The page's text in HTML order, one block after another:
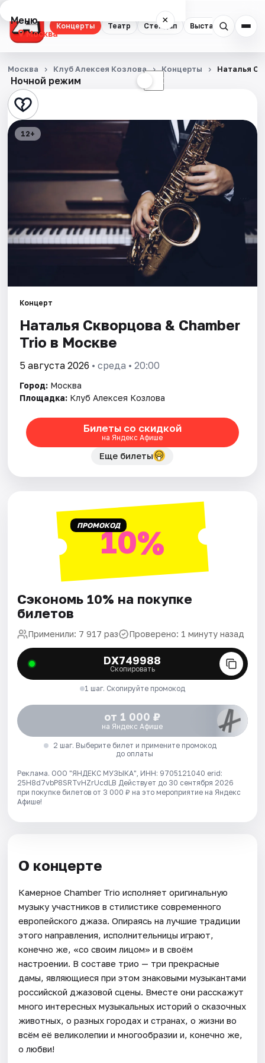
Концерты Театр Стендап Выставки
Меню ×
Москва
Концерты
Театр
Стендап
Квесты
Спорт
Площадки
Артисты
Ночной режим ☾
Москва Клуб Алексея Козлова Концерты Наталья
12+
Концерт
Наталья Скворцова & Chamber
Trio в Москве
5 августа 2026 • среда • 20:00
Город: Москва
Площадка: Клуб Алексея Козлова
Билеты со скидкой
на Яндекс Афише
Еще билеты
ПРОМОКОД10%
Сэкономь 10% на покупке
билетов
Применили: 7 917 раз Проверено: 1 минуту назад
DX749988
Скопировать
1 шаг. Скопируйте промокод
от 1 000 ₽
на Яндекс Афише
2 шаг. Выберите билет и примените промокод
до оплаты
Реклама. ООО "ЯНДЕКС МУЗЫКА", ИНН: 9705121040 erid:
25H8d7vbP8SRTvHZrUcdLB Действует до 30 сентября 2026
при покупке билетов от 3 000 ₽ на это мероприятие на Яндекс
Афише!
О концерте
Камерное Chamber Trio исполняет оригинальную
музыку участников в стилистике современного
европейского джаза. Опираясь на лучшие традиции
этого направления, исполнительницы играют,
конечно же, «со своим лицом» и в своём
настроении. В составе трио — три прекрасные
дамы, являющиеся при этом знаковыми музыкантами
российской джазовой сцены. Вместе они расскажут
много интересных музыкальных историй о сказочных
животных, о разных городах и странах, о жизни во
всём её великолепии и многообразии и, конечно же,
о любви!